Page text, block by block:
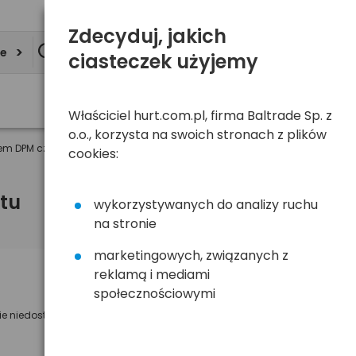
DPM czarny
niedostępny
Powiadom mnie o dostępności
Zdecyduj, jakich
ciasteczek użyjemy
Właściciel hurt.com.pl, firma Baltrade Sp. z
o.o., korzysta na swoich stronach z plików
cookies:
wykorzystywanych do analizy ruchu
na stronie
marketingowych, związanych z
reklamą i mediami
społecznościowymi